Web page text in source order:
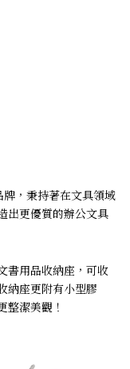
，秉持著在文具領域
出更優質的辦公文具
書用品收納座，可收
納座更附有小型膠
整潔美觀！